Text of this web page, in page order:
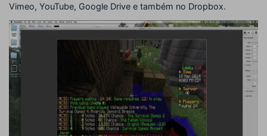
Vimeo, YouTube, Google Drive e também no Dropbox.